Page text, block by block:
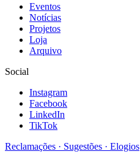
Eventos
Notícias
Projetos
Loja
Arquivo
Social
Instagram
Facebook
LinkedIn
TikTok
Reclamações · Sugestões · Elogios